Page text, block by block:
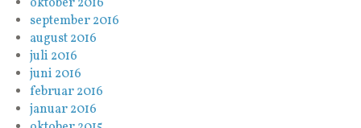
september 2016
august 2016
juli 2016
juni 2016
februar 2016
januar 2016